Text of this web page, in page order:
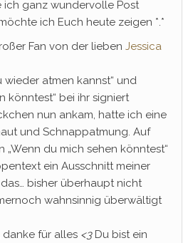
ich ganz wundervolle Post
ich Euch heute zeigen *.*
Fan von der lieben Jessica
wieder atmen kannst“ und
könntest“ bei ihr signiert
nun ankam, hatte ich eine
und Schnappatmung. Auf
„Wenn du mich sehen könntest“
ein Ausschnitt meiner
bisher überhaupt nicht
wahnsinnig überwältigt
danke für alles <3Du bist ein